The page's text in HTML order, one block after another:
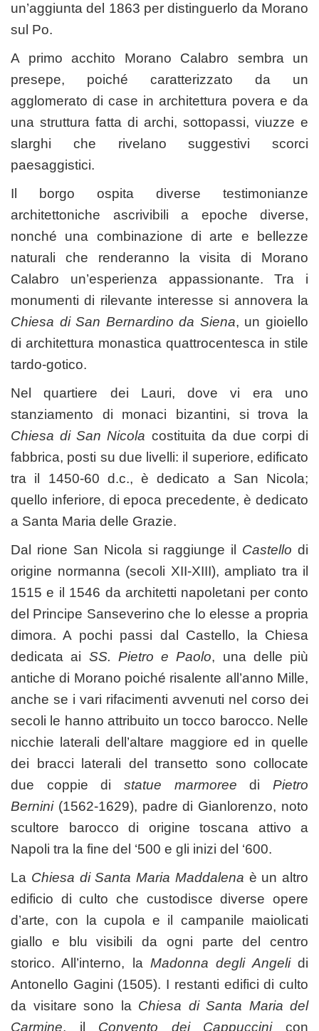
un’aggiunta del 1863 per distinguerlo da Morano
sul Po.
A primo acchito Morano Calabro sembra un
presepe, poiché caratterizzato da un
agglomerato di case in architettura povera e da
una struttura fatta di archi, sottopassi, viuzze e
slarghi che rivelano suggestivi scorci
paesaggistici.
Il borgo ospita diverse testimonianze
architettoniche ascrivibili a epoche diverse,
nonché una combinazione di arte e bellezze
naturali che renderanno la visita di Morano
Calabro un’esperienza appassionante. Tra i
monumenti di rilevante interesse si annovera la
Chiesa di San Bernardino da Siena, un gioiello
di architettura monastica quattrocentesca in stile
tardo-gotico.
Nel quartiere dei Lauri, dove vi era uno
stanziamento di monaci bizantini, si trova la
Chiesa di San Nicola costituita da due corpi di
fabbrica, posti su due livelli: il superiore, edificato
tra il 1450-60 d.c., è dedicato a San Nicola;
quello inferiore, di epoca precedente, è dedicato
a Santa Maria delle Grazie.
Dal rione San Nicola si raggiunge il Castello di
origine normanna (secoli XII-XIII), ampliato tra il
1515 e il 1546 da architetti napoletani per conto
del Principe Sanseverino che lo elesse a propria
dimora. A pochi passi dal Castello, la Chiesa
dedicata ai SS. Pietro e Paolo, una delle più
antiche di Morano poiché risalente all’anno Mille,
anche se i vari rifacimenti avvenuti nel corso dei
secoli le hanno attribuito un tocco barocco. Nelle
nicchie laterali dell’altare maggiore ed in quelle
dei bracci laterali del transetto sono collocate
due coppie di statue marmoree diPietro
Bernini (1562-1629), padre di Gianlorenzo, noto
scultore barocco di origine toscana attivo a
Napoli tra la fine del ‘500 e gli inizi del ‘600.
La Chiesa di Santa Maria Maddalena è un altro
edificio di culto che custodisce diverse opere
d’arte, con la cupola e il campanile maiolicati
giallo e blu visibili da ogni parte del centro
storico. All’interno, la Madonna degli Angeli di
Antonello Gagini (1505). I restanti edifici di culto
da visitare sono la Chiesa di Santa Maria del
Carmine, il Convento dei Cappuccinicon